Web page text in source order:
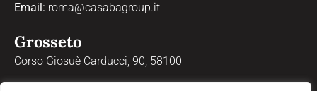
Email: roma@casabagroup.it
Grosseto
Corso Giosuè Carducci, 90, 58100